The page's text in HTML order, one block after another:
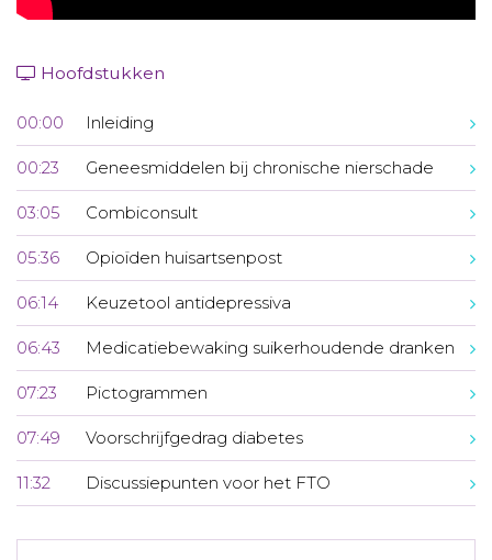
Hoofdstukken
00:00 Inleiding
00:23 Geneesmiddelen bij chronische nierschade
03:05 Combiconsult
05:36 Opioïden huisartsenpost
06:14 Keuzetool antidepressiva
06:43 Medicatiebewaking suikerhoudende dranken
07:23 Pictogrammen
07:49 Voorschrijfgedrag diabetes
11:32 Discussiepunten voor het FTO